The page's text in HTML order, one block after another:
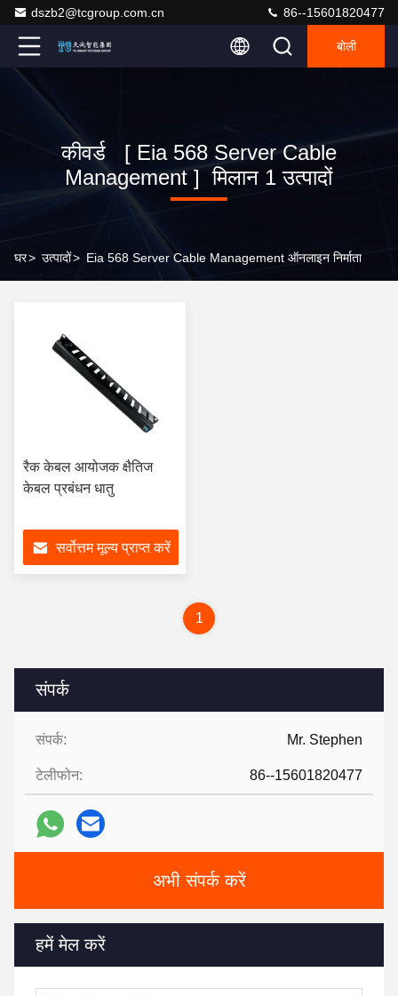
dszb2@tcgroup.com.cn 86--15601820477
बोली
कीवर्ड [ Eia 568 Server Cable
Management ] मिलान 1 उत्पादों
घर> उत्पादों> Eia 568 Server Cable Management ऑनलाइन निर्माता
संपर्क
संपर्क: Mr. Stephen
टेलीफोन: 86--15601820477
अभी संपर्क करें
हमें मेल करें
रैक केबल आयोजक क्षैतिज
केबल प्रबंधन धातु
सर्वोत्तम मूल्य प्राप्त करें
1